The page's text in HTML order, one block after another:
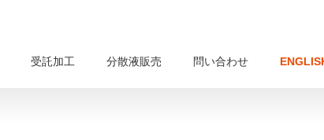
受託加工 分散液販売 問い合わせ